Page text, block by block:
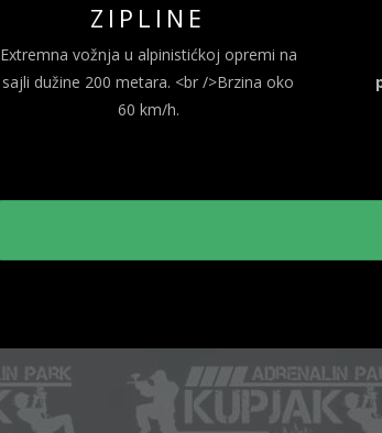
ZIPLINE
Extremna vožnja u alpinistićkoj opremi na
sajli dužine 200 metara. <br />Brzina oko
60 km/h.